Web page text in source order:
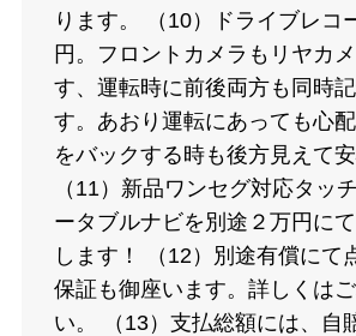
ります。 （10）ドライブレコ
円。フロントカメラもリヤカ
す、運転時に前後両方も同時
す。あおり運転にあっても心
をバックする時も後方見えて安
（11）新品ワンセグ対応タッ
ータブルナビを別途２万円に
します！ （12）別途有償にて
保証も御座います。詳しくは
い。 （13）支払総額には、自